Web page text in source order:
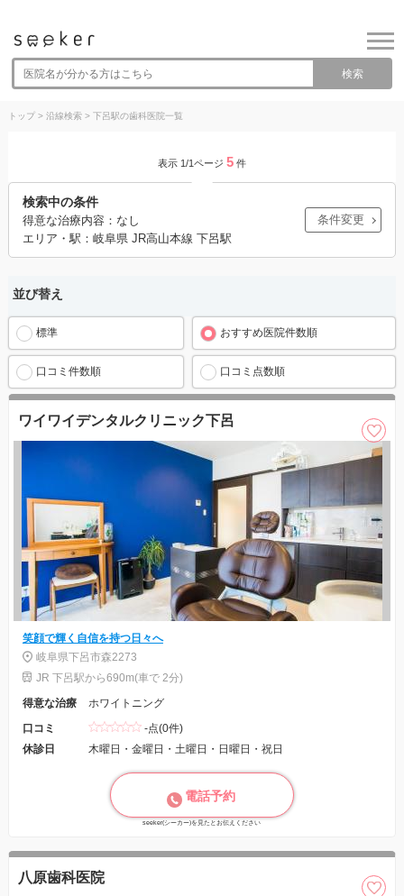
検索
トップ> 沿線検索> 下呂駅の歯科医院一覧
表示 1/1ページ 5 件
検索中の条件
得意な治療内容：なし
エリア・駅：岐阜県 JR高山本線 下呂駅
条件変更
並び替え
標準 おすすめ医院件数順
口コミ件数順 口コミ点数順
ワイワイデンタルクリニック下呂
笑顔で輝く自信を持つ日々へ
岐阜県下呂市森2273
JR 下呂駅から690m(車で 2分)
得意な治療
ホワイトニング
口コミ
-点(0件)
休診日
木曜日・金曜日・土曜日・日曜日・祝日
電話予約
seeker(シーカー)を見たとお伝えください
八原歯科医院